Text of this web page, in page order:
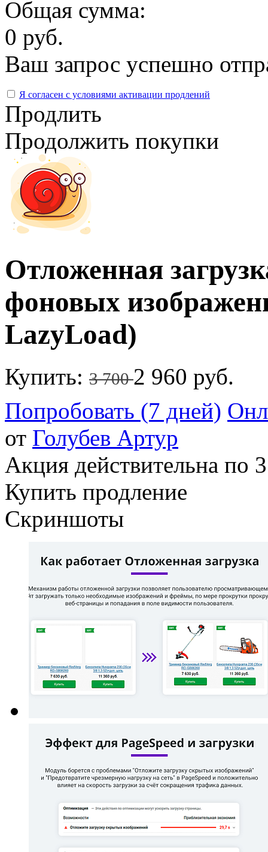
Общая сумма:
0 руб.
Ваш запрос успешно
Я согласен с условиями активации продлений
Продлить
Продолжить покупки
Отложенная
фоновых
LazyLoad)
Купить: 3 7002 960 руб.
Попробовать (7 дней)
от Голубев Артур
Акция действительна по
Купить продление
Скриншоты